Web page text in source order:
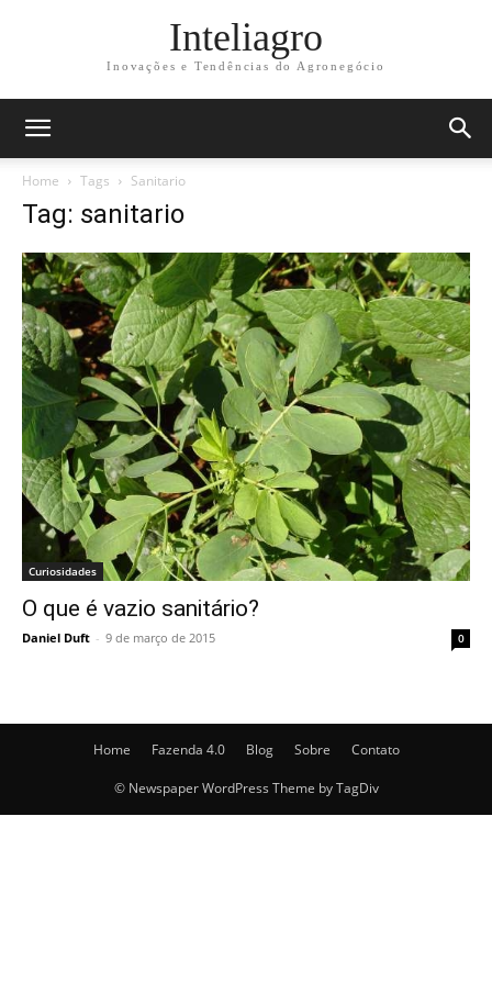
Inteliagro
Inovações e Tendências do Agronegócio
Home Tags Sanitario
Tag: sanitario
Curiosidades
O que é vazio sanitário?
Daniel Duft - 9 de março de 2015 0
Home Fazenda 4.0 Blog Sobre Contato
© Newspaper WordPress Theme by TagDiv